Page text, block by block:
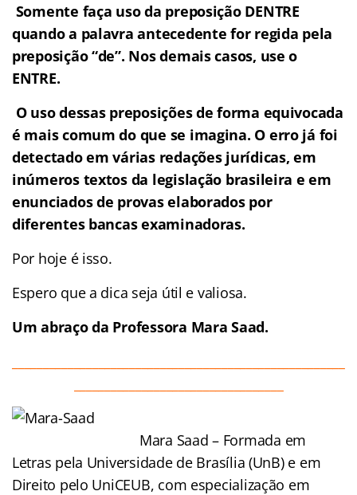
Somente faça uso da preposição DENTRE
quando a palavra antecedente for regida pela
preposição “de”. Nos demais casos, use o
ENTRE.
O uso dessas preposições de forma equivocada
é mais comum do que se imagina. O erro já foi
detectado em várias redações jurídicas, em
inúmeros textos da legislação brasileira e em
enunciados de provas elaborados por
diferentes bancas examinadoras.
Por hoje é isso.
Espero que a dica seja útil e valiosa.
Um abraço da Professora Mara Saad.
Mara Saad – Formada em
Letras pela Universidade de Brasília (UnB) e em
Direito pelo UniCEUB, com especialização em